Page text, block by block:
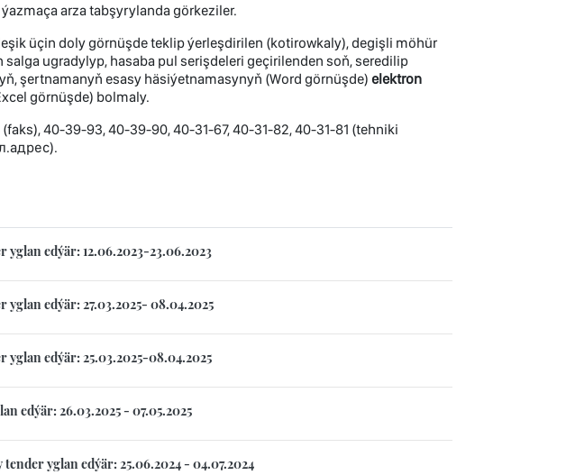
arza tabşyrylanda görkeziler.
üçin doly görnüşde teklip ýerleşdirilen (kotirowkaly), degişli möhür
ugradylyp, hasaba pul serişdeleri geçirilenden soň, seredilip
şertnamanyň esasy häsiýetnamasynyň (Word görnüşde) elektron
görnüşde) bolmaly.
40-39-93, 40-39-90, 40-31-67, 40-31-82, 40-31-81 (tehniki
edýär: 12.06.2023-23.06.2023
edýär: 27.03.2025- 08.04.2025
edýär: 25.03.2025-08.04.2025
edýär: 26.03.2025 - 07.05.2025
yglan edýär: 25.06.2024 - 04.07.2024